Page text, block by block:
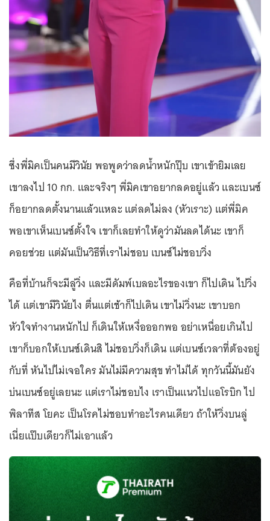
ซึ่งพี่มิคเป็นคนมีวินัย พอพูดว่าลดน้ำหนักปุ๊บ เขาเข้ายิมเลย
เขาลงไป 10 กก. และจริงๆ พี่มิคเขาอยากลดอยู่แล้ว และเบนซ์
ก็อยากลดตั้งนานแล้วแหละ แต่ลดไม่ลง (หัวเราะ) แต่พี่มิค
พอเขาเห็นเบนซ์ตั้งใจ เขาก็เลยทำให้ดูว่ามันลดได้นะ เขาก็
คอยช่วย แต่มันเป็นวิธีที่เราไม่ชอบ เบนซ์ไม่ชอบวิ่ง
คือที่บ้านก็จะมีลู่วิ่ง และมีดัมพ์เบลอะไรของเขา ก็ไปเดิน ไปวิ่ง
ได้ แต่เขามีวินัยไง ตื่นแต่เช้าก็ไปเดิน เขาไม่วิ่งนะ เขาบอก
หัวใจทำงานหนักไป ก็เดินให้เหงื่อออกพอ อย่าเหนื่อยเกินไป
เขาก็บอกให้เบนซ์เดินสิ ไม่ชอบวิ่งก็เดิน แต่เบนซ์เวลาที่ต้องอยู่
กับที่ หันไปไม่เจอใคร มันไม่มีความสุข ทำไม่ได้ ทุกวันนี้มันยัง
บ่นเบนซ์อยู่เลยนะ แต่เราไม่ชอบไง เราเป็นแนวไปแอโรบิก ไป
พิลาทีส โยคะ เป็นโรคไม่ชอบทำอะไรคนเดียว ถ้าให้วิ่งบนลู่
เนี่ยแป๊บเดียวก็ไม่เอาแล้ว